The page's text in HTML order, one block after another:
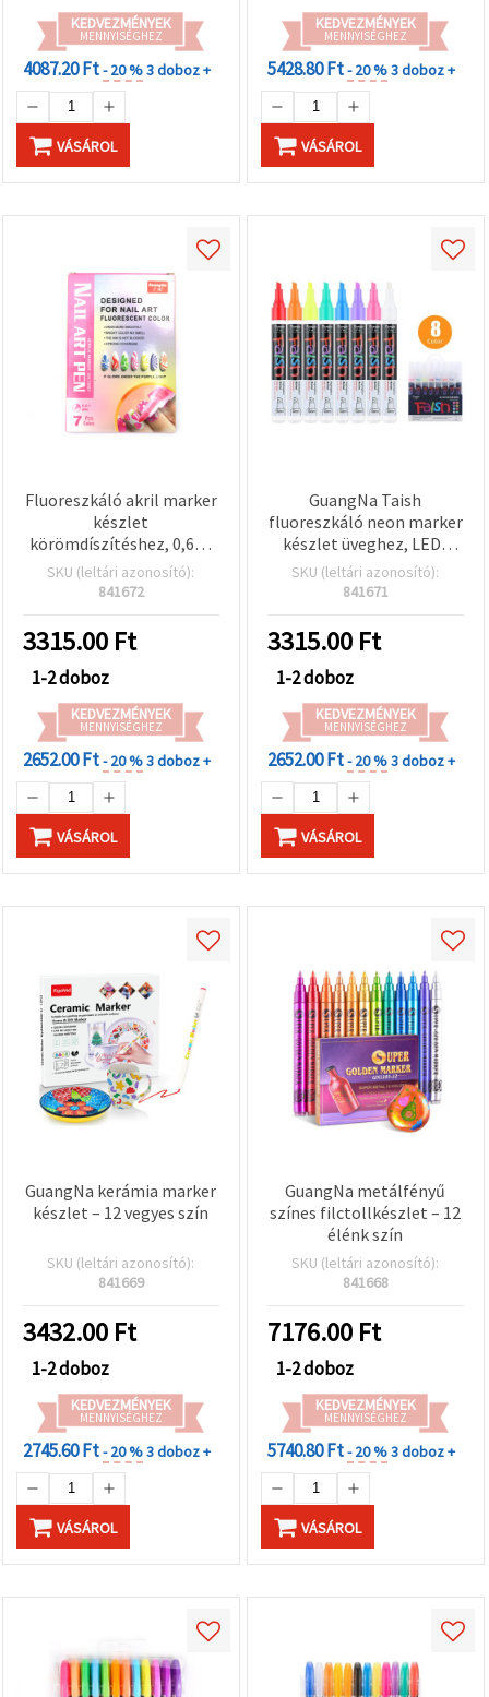
KEDVEZMÉNYEK
MENNYISÉGHEZ
4087.20 Ft- 20 %3 doboz +
VÁSÁROL
KEDVEZMÉNYEK
MENNYISÉGHEZ
5428.80 Ft- 20 %3 doboz +
VÁSÁROL
Fluoreszkáló akril marker
készlet
körömdíszítéshez, 0,6–1
mm, GuangNa – 7 szín
SKU (leltári azonosító):
841672
3315.00 Ft
1-2 doboz
KEDVEZMÉNYEK
MENNYISÉGHEZ
2652.00 Ft- 20 %3 doboz +
VÁSÁROL
GuangNa Taish
fluoreszkáló neon marker
készlet üveghez, LED-
kijelzőkhöz és
fehértáblához – 8 vegyes
sárga, zöld, kék, lila,
rózsaszín, fehér), 5 mm-
es vésőhegy
SKU (leltári azonosító):
841671
3315.00 Ft
1-2 doboz
KEDVEZMÉNYEK
MENNYISÉGHEZ
2652.00 Ft- 20 %3 doboz +
VÁSÁROL
GuangNa kerámia marker
készlet – 12 vegyes szín
SKU (leltári azonosító):
841669
3432.00 Ft
1-2 doboz
KEDVEZMÉNYEK
MENNYISÉGHEZ
2745.60 Ft- 20 %3 doboz +
VÁSÁROL
GuangNa metálfényű
színes filctollkészlet – 12
élénk szín
SKU (leltári azonosító):
841668
7176.00 Ft
1-2 doboz
KEDVEZMÉNYEK
MENNYISÉGHEZ
5740.80 Ft- 20 %3 doboz +
VÁSÁROL